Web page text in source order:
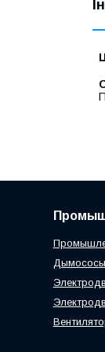
Дымососы